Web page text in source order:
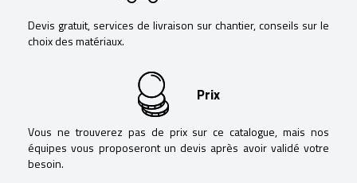
Devis gratuit, services de livraison sur chantier, conseils sur le
choix des matériaux.
Prix
Vous ne trouverez pas de prix sur ce catalogue, mais nos
équipes vous proposeront un devis après avoir validé votre
besoin.